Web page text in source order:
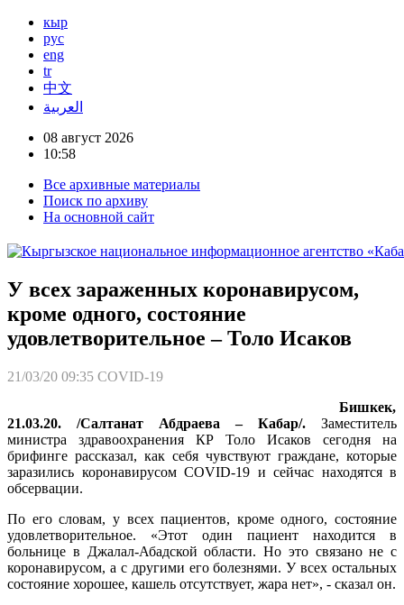
кыр
рус
eng
tr
中文
العربية
08 август 2026
10:58
Все архивные материалы
Поиск по архиву
На основной сайт
У всех зараженных коронавирусом,
кроме одного, состояние
удовлетворительное – Толо Исаков
21/03/20 09:35 COVID-19
Бишкек,
21.03.20. /Салтанат Абдраева – Кабар/. Заместитель
министра здравоохранения КР Толо Исаков сегодня на
брифинге рассказал, как себя чувствуют граждане, которые
заразились коронавирусом COVID-19 и сейчас находятся в
обсервации.
По его словам, у всех пациентов, кроме одного, состояние
удовлетворительное. «Этот один пациент находится в
больнице в Джалал-Абадской области. Но это связано не с
коронавирусом, а с другими его болезнями. У всех остальных
состояние хорошее, кашель отсутствует, жара нет», - сказал он.